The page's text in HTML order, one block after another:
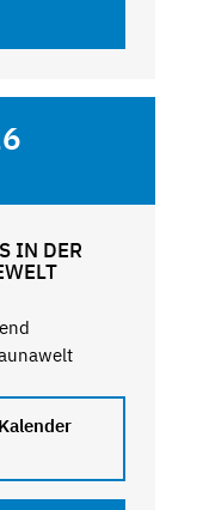
IN DER
Kalender